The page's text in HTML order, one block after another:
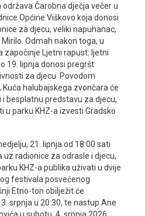
Čarobna dječja večer u
Općine Viškovo koja donosi
za djecu, veliki napuhanac,
Odmah nakon toga, u
započinje Ljetni rapust: ljetni
19. lipnja donosi pregršt
za djecu. Povodom
halubajskega zvončara će
besplatnu predstavu za djecu,
u parku KHZ-a izvesti Gradsko
21. lipnja od 18:00 sati
uz radionice za odrasle i djecu,
KHZ-a publika uživati u dvije
festivala posvećenog
Etno-ton obilježit će
srpnja u 20:30, te nastup Ane